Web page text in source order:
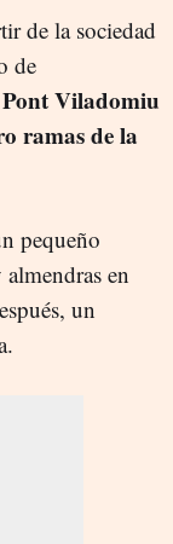
de la sociedad
de
Viladomiu
ramas de la
pequeño
en
un